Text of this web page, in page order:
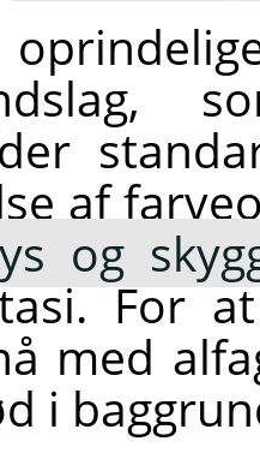
af
og
For
med
i